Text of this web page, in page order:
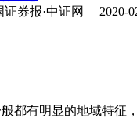
券报·中证网 2020-
都有明显的地域特征